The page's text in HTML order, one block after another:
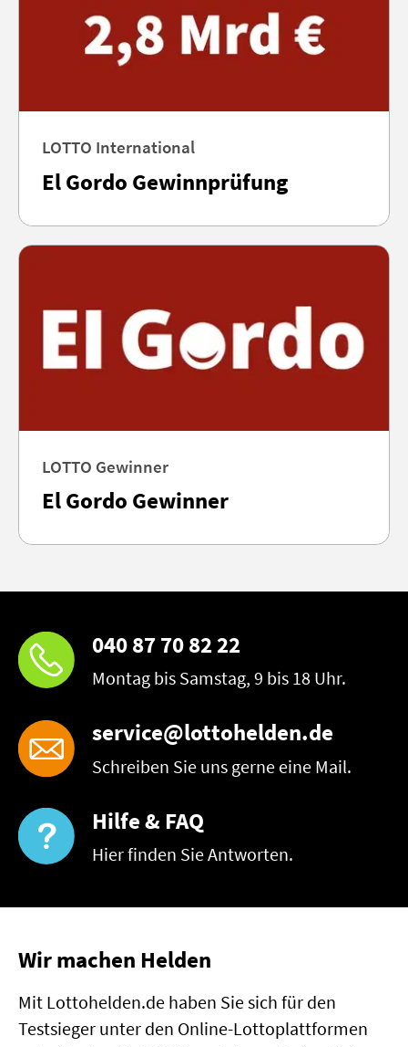
LOTTO International
El Gordo Gewinnprüfung
LOTTO Gewinner
El Gordo Gewinner
040 87 70 82 22
Montag bis Samstag, 9 bis 18 Uhr.
service@lottohelden.de
Schreiben Sie uns gerne eine Mail.
Hilfe & FAQ
Hier finden Sie Antworten.
Wir machen Helden
Mit Lottohelden.de haben Sie sich für den
Testsieger unter den Online-Lottoplattformen